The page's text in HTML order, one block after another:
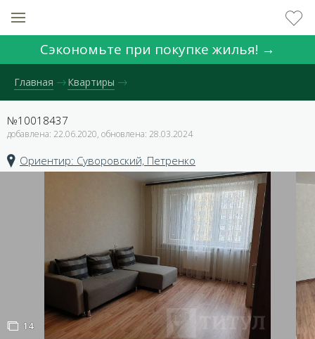
Сэкономьте при покупке жилья! →
Главная Квартиры
№10018437
добавлена: 22.06.2020, обновлена: 28.03.2024
14
Ориентир: Суворовский, Петренко
14